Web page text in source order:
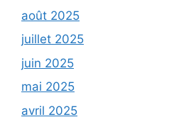
août 2025
juillet 2025
juin 2025
mai 2025
avril 2025